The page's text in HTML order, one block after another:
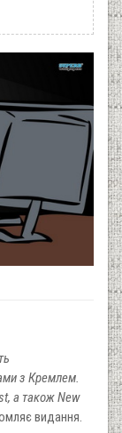
з Кремлем.
а також New
видання.